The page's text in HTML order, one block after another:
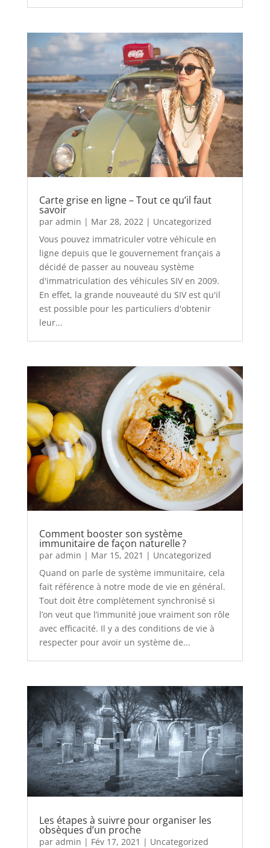
Carte grise en ligne – Tout ce qu’il faut
savoir
par admin | Mar 28, 2022| Uncategorized
Vous pouvez immatriculer votre véhicule en
ligne depuis que le gouvernement français a
décidé de passer au nouveau système
d'immatriculation des véhicules SIV en 2009.
En effet, la grande nouveauté du SIV est qu'il
est possible pour les particuliers d'obtenir
leur...
Comment booster son système
immunitaire de façon naturelle ?
par admin | Mar 15, 2021 | Uncategorized
Quand on parle de système immunitaire, cela
fait référence à notre mode de vie en général.
Tout doit être complètement synchronisé si
l’on veut que l’immunité joue vraiment son rôle
avec efficacité. Il y a des conditions de vie à
respecter pour avoir un système de...
Les étapes à suivre pour organiser les
obsèques d’un proche
par admin | Fév 17, 2021 | Uncategorized